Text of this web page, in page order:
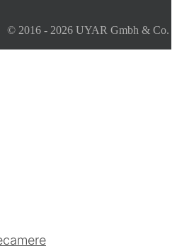
© 2016 - 2026 UYAR Gmbh & Co.